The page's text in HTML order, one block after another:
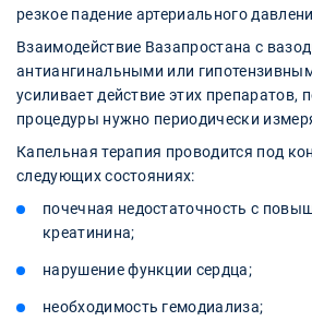
резкое падение артериального
Взаимодействие Вазапростана с
антиангинальными или
усиливает действие этих препаратов,
процедуры нужно периодически
Капельная терапия проводится под
следующих состояниях:
почечная недостаточность с
креатинина;
нарушение функции сердца;
необходимость гемодиализа;